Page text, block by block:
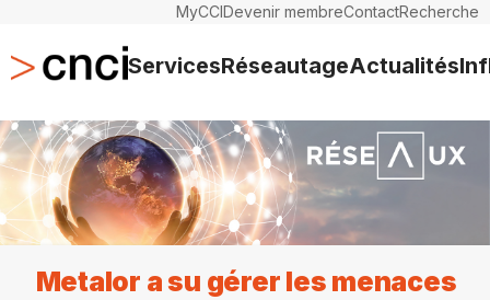
MyCCIDevenir membreContactRecherche
ServicesRéseautageActualités
Metalor a su gérer les menaces